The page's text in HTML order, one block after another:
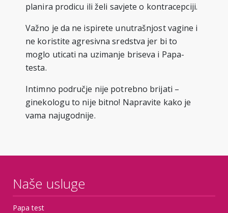
planira prodicu ili želi savjete o kontracepciji.
Važno je da ne ispirete unutrašnjost vagine i
ne koristite agresivna sredstva jer bi to
moglo uticati na uzimanje briseva i Papa-
testa.
Intimno područje nije potrebno brijati –
ginekologu to nije bitno! Napravite kako je
vama najugodnije.
Naše usluge
Papa test